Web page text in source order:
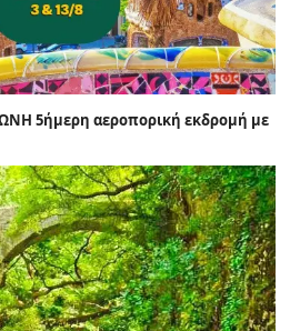
5ήμερη αεροπορική εκδρομή με